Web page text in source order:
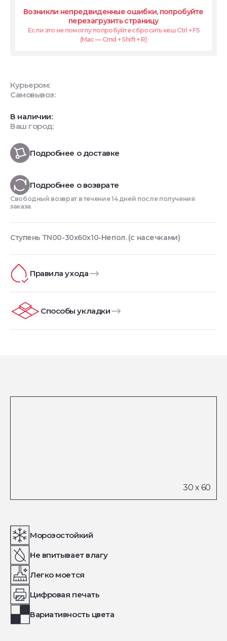
Возникли непредвиденные ошибки, попробуйте
перезагрузить страницу
Если это не помоглу попробуйте сбросить кеш Ctrl + F5
(Mac — Cmd + Shift + R)
Курьером:
Самовывоз:
В наличии:
Ваш город:
Подробнее о доставке
Подробнее о возврате
Свободный возврат в течение 14 дней после получения
заказа
Ступень TN00-30x60x10-Непол. (с насечками)
Правила ухода
Способы укладки
Морозостойкий
Не впитывает влагу
Легко моется
Цифровая печать
Вариативность цвета